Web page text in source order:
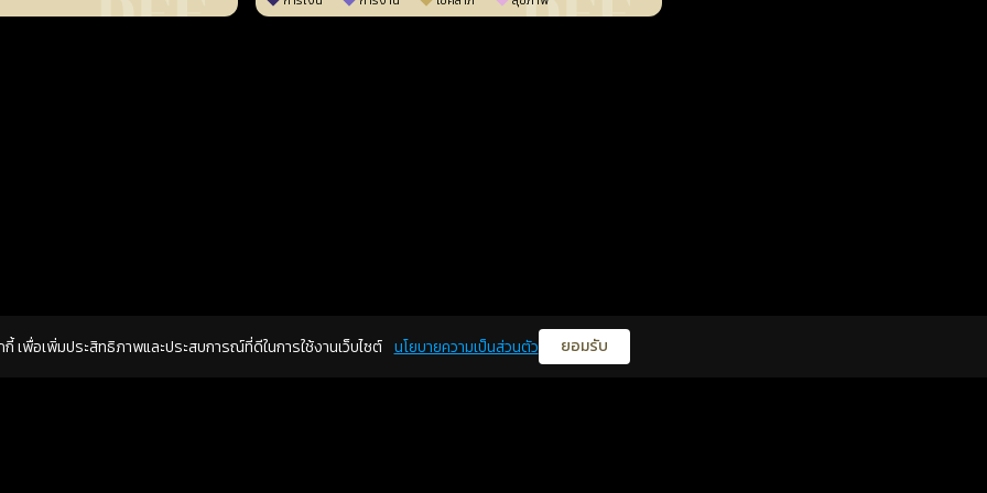
กี้ เพื่อเพิ่มประสิทธิภาพและประสบการณ์ที่ดีในการใช้งานเว็บไซต์ นโยบายความเป็นส่วนตัว ยอมรับ